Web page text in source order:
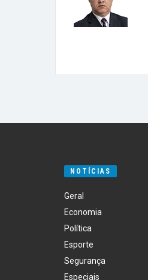
NOTÍCIAS
Geral
Economia
Política
Esporte
Segurança
Especiais